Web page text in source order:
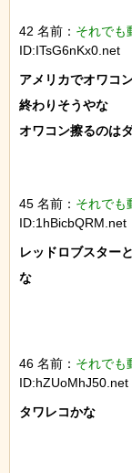
42 名前： それでも
ID:ITsG6nKx0.net
アメリカでオワコ
終わりそうやな
オワコン擦るのは
45 名前： それでも
ID:1hBicbQRM.net
レッドロブスター
な
46 名前： それでも
ID:hZUoMhJ50.net
タワレコかな